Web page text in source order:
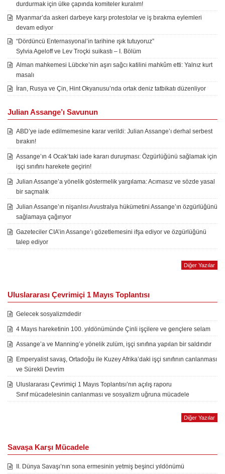
durdurmak için ülke çapında komiteler kuralım!
Myanmar’da askeri darbeye karşı protestolar ve iş bırakma eylemleri
devam ediyor
“Dördüncü Enternasyonal’in tarihine ışık tutuyoruz”
Sylvia Ageloff ve Lev Troçki suikastı – I. Bölüm
Alman mahkemesi Lübcke’nin aşırı sağcı katilini mahkûm etti: Yalnız kurt
masalı
İran, Rusya ve Çin, Hint Okyanusu’nda ortak deniz tatbikatı düzenliyor
Julian Assange’ı Savunun
ABD’ye iade edilmemesine karar verildi: Julian Assange’ı derhal serbest
bırakın!
Assange’ın 4 Ocak’taki iade kararı duruşması: Özgürlüğünü sağlamak için
işçi sınıfını harekete geçirin!
Julian Assange’a yönelik göstermelik yargılama: Acımasız ve sözde yasal
bir saçmalık
Julian Assange’ın nişanlısı Avustralya hükümetini Assange’ın özgürlüğünü
sağlamaya çağırıyor
Gazeteciler CIA’in Assange’ı gözetlemesini ifşa ediyor ve özgürlüğünü
talep ediyor
Diğer Yazılar
Uluslararası Çevrimiçi 1 Mayıs Toplantısı
Gelecek sosyalizmdedir
4 Mayıs hareketinin 100. yıldönümünde Çinli işçilere ve gençlere selam
Assange’a ve Manning’e yönelik zulüm, işçi sınıfına yapılan bir saldırıdır
Emperyalist savaş, Ortadoğu ile Kuzey Afrika’daki işçi sınıfının canlanması
ve Sürekli Devrim
Uluslararası Çevrimiçi 1 Mayıs Toplantısı’nın açılış raporu
Sınıf mücadelesinin canlanması ve sosyalizm uğruna mücadele
Diğer Yazılar
Savaşa Karşı Mücadele
II. Dünya Savaşı’nın sona ermesinin yetmiş beşinci yıldönümü